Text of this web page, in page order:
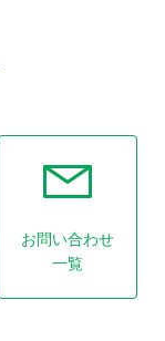
お問い合わせ
一覧